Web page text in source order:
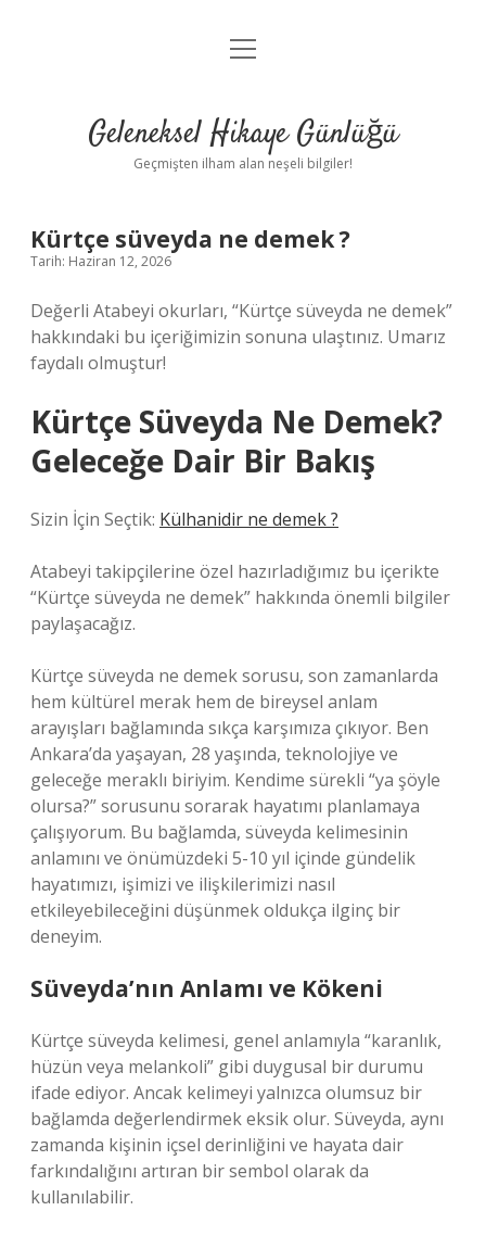
Anasayfa
Yasal Uyarı
menüyü
Geleneksel Hikaye Günlüğü
Geçmişten ilham alan neşeli bilgiler!
Kürtçe süveyda ne demek ?
Tarih: Haziran 12, 2026
Değerli Atabeyi okurları, “Kürtçe süveyda ne demek”
hakkındaki bu içeriğimizin sonuna ulaştınız. Umarız
faydalı olmuştur!
Kürtçe Süveyda Ne Demek?
Geleceğe Dair Bir Bakış
Sizin İçin Seçtik: Külhanidir ne demek ?
Atabeyi takipçilerine özel hazırladığımız bu içerikte
“Kürtçe süveyda ne demek” hakkında önemli bilgiler
paylaşacağız.
Kürtçe süveyda ne demek sorusu, son zamanlarda
hem kültürel merak hem de bireysel anlam
arayışları bağlamında sıkça karşımıza çıkıyor. Ben
Ankara’da yaşayan, 28 yaşında, teknolojiye ve
geleceğe meraklı biriyim. Kendime sürekli “ya şöyle
olursa?” sorusunu sorarak hayatımı planlamaya
çalışıyorum. Bu bağlamda, süveyda kelimesinin
anlamını ve önümüzdeki 5-10 yıl içinde gündelik
hayatımızı, işimizi ve ilişkilerimizi nasıl
etkileyebileceğini düşünmek oldukça ilginç bir
deneyim.
Süveyda’nın Anlamı ve Kökeni
Kürtçe süveyda kelimesi, genel anlamıyla “karanlık,
hüzün veya melankoli” gibi duygusal bir durumu
ifade ediyor. Ancak kelimeyi yalnızca olumsuz bir
bağlamda değerlendirmek eksik olur. Süveyda, aynı
zamanda kişinin içsel derinliğini ve hayata dair
farkındalığını artıran bir sembol olarak da
kullanılabilir.